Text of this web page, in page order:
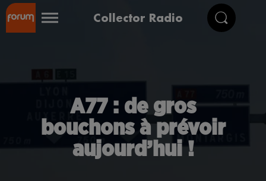
Collector Radio
A77 : de gros
bouchons à prévoir
aujourd’hui !